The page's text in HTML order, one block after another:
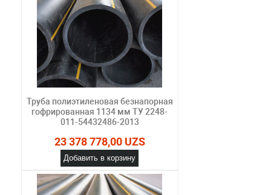
Труба полиэтиленовая безнапорная
гофрированная 1134 мм ТУ 2248-
011-54432486-2013
23 378 778,00 UZS
Добавить в корзину